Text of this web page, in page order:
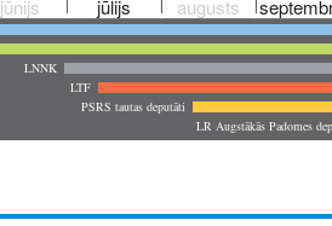
jūnijs jūlijs augusts
LNNK
LTF
PSRS tautas deputāti
LR Augstākās Padomes